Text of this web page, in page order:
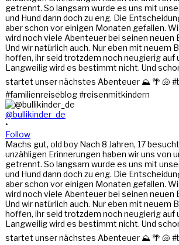
@bullikinder_de
•
Follow
Machs gut, old boy Nach 8 Jahren, 17
unzähligen Erinnerungen haben wir uns von
getrennt. So langsam wurde es uns mit
und Hund dann doch zu eng. Die
aber schon vor einigen Monaten gefallen.
wird noch viele Abenteuer bei seinen neuen
Und wir natürlich auch. Nur eben mit neuem
hoffen, ihr seid trotzdem noch neugierig auf
Langweilig wird es bestimmt nicht. Und
startet unser nächstes Abenteuer ⛰️ 🌴 🐚